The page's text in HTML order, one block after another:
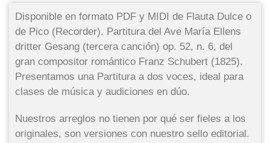
Disponible en formato PDF y MIDI de Flauta Dulce o
de Pico (Recorder). Partitura del Ave María Ellens
dritter Gesang (tercera canción) op. 52, n. 6, del
gran compositor romántico Franz Schubert (1825).
Presentamos una Partitura a dos voces, ideal para
clases de música y audiciones en dúo.
Nuestros arreglos no tienen por qué ser fieles a los
originales, son versiones con nuestro sello editorial.